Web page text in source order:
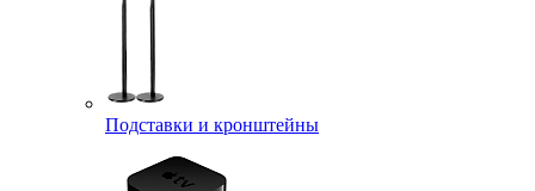
Подставки и кронштейны